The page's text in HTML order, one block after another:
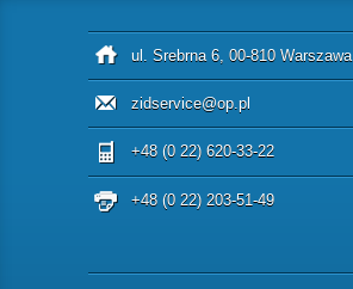
ul. Srebrna 6, 00-810 Warszawa
zidservice@op.pl
+48 (0 22) 620-33-22
+48 (0 22) 203-51-49